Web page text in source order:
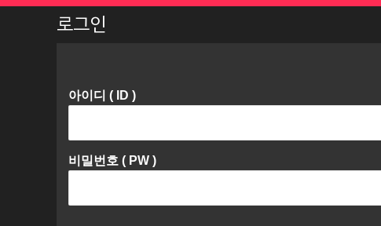
로그인
아이디 ( ID )
비밀번호 ( PW )